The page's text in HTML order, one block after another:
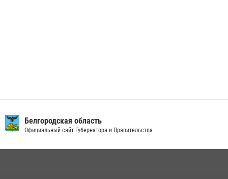
Белгородская область
Официальный сайт Губернатора и Правительства